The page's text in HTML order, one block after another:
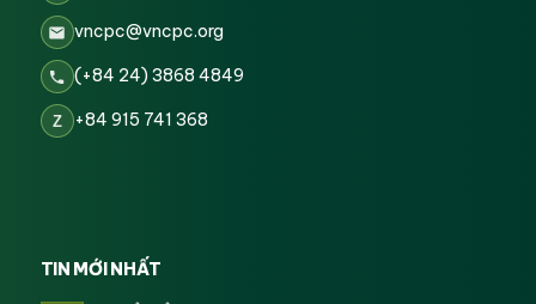
vncpc@vncpc.org
(+84 24) 3868 4849
Z +84 915 741 368
TIN MỚI NHẤT